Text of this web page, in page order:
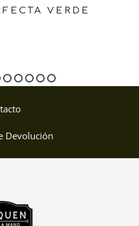
VERDE
Devolución